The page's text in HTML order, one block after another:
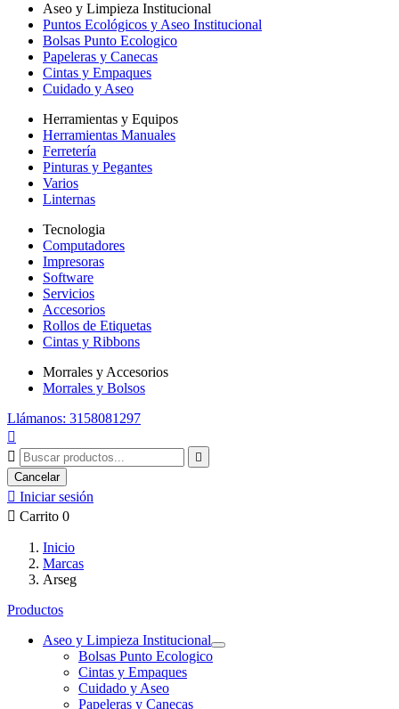
Aseo y Limpieza Institucional
Puntos Ecológicos y Aseo Institucional
Bolsas Punto Ecologico
Papeleras y Canecas
Cintas y Empaques
Cuidado y Aseo
Herramientas y Equipos
Herramientas Manuales
Ferretería
Pinturas y Pegantes
Varios
Linternas
Tecnologia
Computadores
Impresoras
Software
Servicios
Accesorios
Rollos de Etiquetas
Cintas y Ribbons
Morrales y Accesorios
Morrales y Bolsos
Llámanos: 3158081297



Cancelar
 Iniciar sesión
 Carrito 0
Inicio
Marcas
Arseg
Productos
Aseo y Limpieza Institucional
Bolsas Punto Ecologico
Cintas y Empaques
Cuidado y Aseo
Papeleras y Canecas